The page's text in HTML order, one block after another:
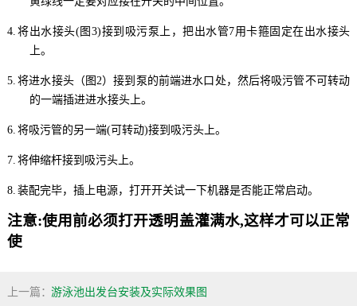
4. 将出水接头(图 3)接到吸污泵上，把出水管7用卡箍固定在出水接头
上。
5. 将进水接头（图2）接到泵的前端进水口处，然后将吸污管不可转动
的一端插进进水接头上。
6. 将吸污管的另一端(可转动)接到吸污头上。
7. 将伸缩杆接到吸污头上。
8. 装配完毕，插上电源，打开开关试一下机器是否能正常启动。
注意:使用前必须打开透明盖灌满水,这样才可以正常
使
上一篇：游泳池出发台安装及实际效果图